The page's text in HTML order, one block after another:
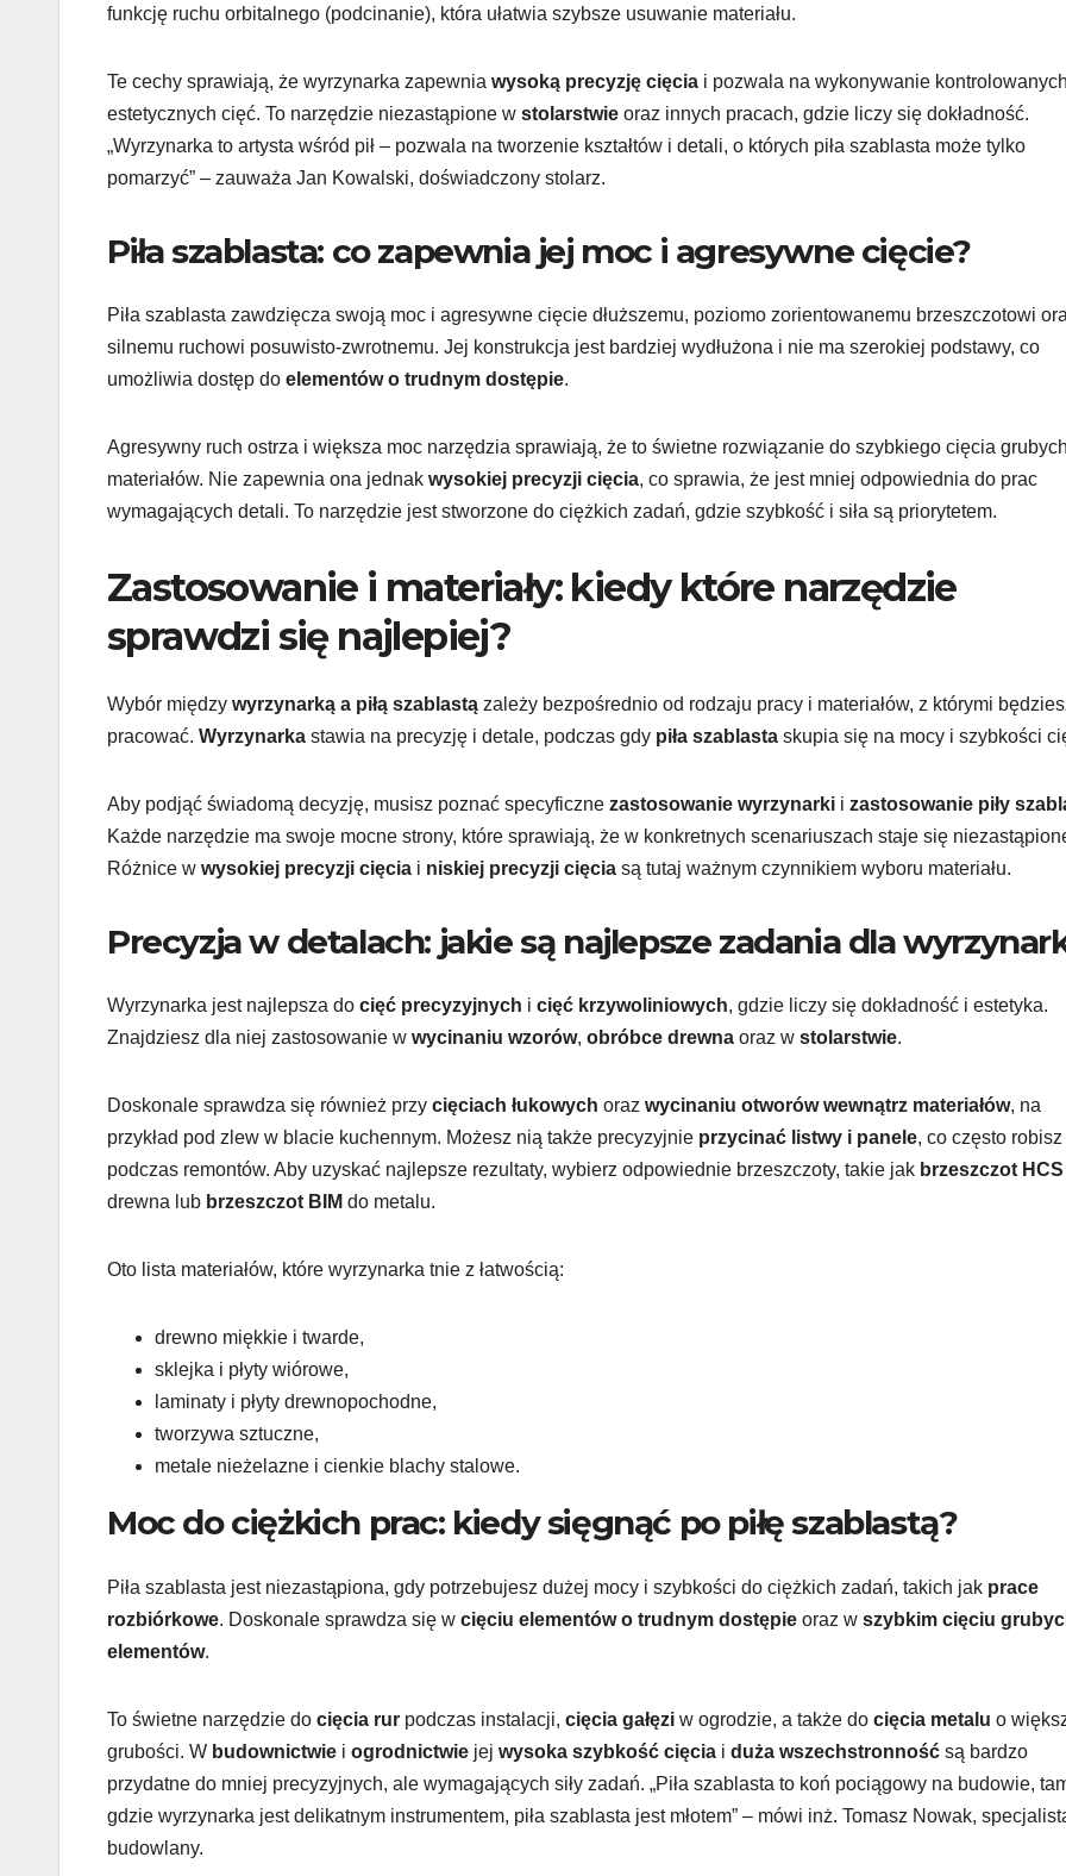
funkcję ruchu orbitalnego (podcinanie), która ułatwia szybsze usuwanie materiału.
Te cechy sprawiają, że wyrzynarka zapewnia wysoką precyzję cięcia i pozwala na wykonywanie
estetycznych cięć. To narzędzie niezastąpione w stolarstwie oraz innych pracach, gdzie liczy się dokładność.
„Wyrzynarka to artysta wśród pił – pozwala na tworzenie kształtów i detali, o których piła szablasta może tylko
pomarzyć” – zauważa Jan Kowalski, doświadczony stolarz.
Piła szablasta: co zapewnia jej moc i agresywne cięcie?
Piła szablasta zawdzięcza swoją moc i agresywne cięcie dłuższemu, poziomo zorientowanemu brzeszczotowi
silnemu ruchowi posuwisto-zwrotnemu. Jej konstrukcja jest bardziej wydłużona i nie ma szerokiej podstawy, co
umożliwia dostęp do elementów o trudnym dostępie.
Agresywny ruch ostrza i większa moc narzędzia sprawiają, że to świetne rozwiązanie do szybkiego cięcia grubych
materiałów. Nie zapewnia ona jednak wysokiej precyzji cięcia, co sprawia, że jest mniej odpowiednia do prac
wymagających detali. To narzędzie jest stworzone do ciężkich zadań, gdzie szybkość i siła są priorytetem.
Zastosowanie i materiały: kiedy które narzędzie
sprawdzi się najlepiej?
Wybór między wyrzynarką a piłą szablastą zależy bezpośrednio od rodzaju pracy i materiałów, z którymi
pracować. Wyrzynarka stawia na precyzję i detale, podczas gdy piła szablasta skupia się na mocy i szybkości
Aby podjąć świadomą decyzję, musisz poznać specyficzne zastosowanie wyrzynarki i zastosowanie piły
Każde narzędzie ma swoje mocne strony, które sprawiają, że w konkretnych scenariuszach staje się
Różnice w wysokiej precyzji cięcia i niskiej precyzji cięcia są tutaj ważnym czynnikiem wyboru materiału.
Precyzja w detalach: jakie są najlepsze zadania dla
Wyrzynarka jest najlepsza do cięć precyzyjnych i cięć krzywoliniowych, gdzie liczy się dokładność i estetyka.
Znajdziesz dla niej zastosowanie w wycinaniu wzorów, obróbce drewna oraz w stolarstwie.
Doskonale sprawdza się również przy cięciach łukowych oraz wycinaniu otworów wewnątrz materiałów, na
przykład pod zlew w blacie kuchennym. Możesz nią także precyzyjnie przycinać listwy i panele, co często robisz
podczas remontów. Aby uzyskać najlepsze rezultaty, wybierz odpowiednie brzeszczoty, takie jak brzeszczot HCS
drewna lub brzeszczot BIM do metalu.
Oto lista materiałów, które wyrzynarka tnie z łatwością:
drewno miękkie i twarde,
sklejka i płyty wiórowe,
laminaty i płyty drewnopochodne,
tworzywa sztuczne,
metale nieżelazne i cienkie blachy stalowe.
Moc do ciężkich prac: kiedy sięgnąć po piłę szablastą?
Piła szablasta jest niezastąpiona, gdy potrzebujesz dużej mocy i szybkości do ciężkich zadań, takich jak prace
rozbiórkowe. Doskonale sprawdza się w cięciu elementów o trudnym dostępie oraz w szybkim cięciu
elementów.
To świetne narzędzie do cięcia rur podczas instalacji, cięcia gałęzi w ogrodzie, a także do cięcia metalu o
grubości. W budownictwie i ogrodnictwie jej wysoka szybkość cięcia i duża wszechstronność są bardzo
przydatne do mniej precyzyjnych, ale wymagających siły zadań. „Piła szablasta to koń pociągowy na budowie,
gdzie wyrzynarka jest delikatnym instrumentem, piła szablasta jest młotem” – mówi inż. Tomasz Nowak,
budowlany.